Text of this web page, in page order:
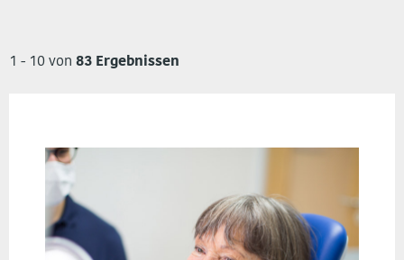
1 - 10 von 83 Ergebnissen